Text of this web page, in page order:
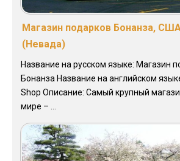
Магазин подарков Бонанза,
(Невада)
Название на русском языке: Магазин
Бонанза Название на английском
Shop Описание: Самый крупный
мире – ...